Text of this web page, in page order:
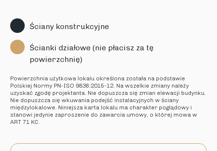
Ściany konstrukcyjne
Ścianki działowe (nie płacisz za tę
powierzchnię)
Powierzchnia użytkowa lokalu określona została na podstawie
Polskiej Normy PN-ISO 9836:2015-12. Na wszelkie zmiany należy
uzyskać zgodę projektanta. Nie dopuszcza się zmian elewacji budynku.
Nie dopuszcza się wkuwania podejść instalacyjnych w ściany
międzylokalowe. Niniejsza karta lokalu ma charakter poglądowy i
stanowi jedynie zaproszenie do zawarcia umowy, o której mowa w
ART 71 KC.